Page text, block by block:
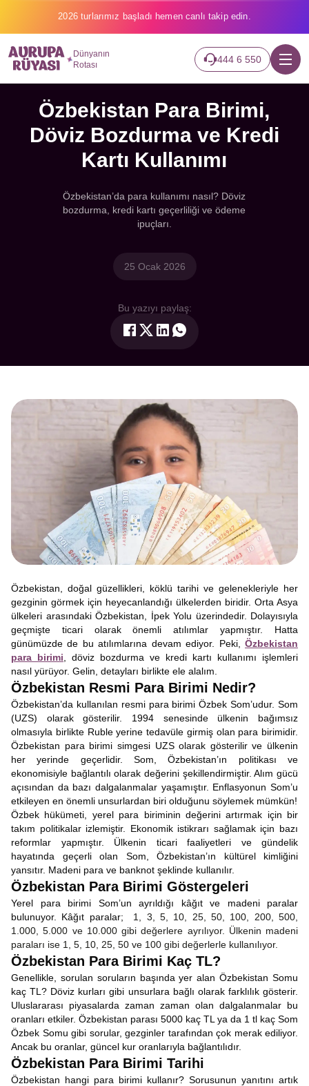
2026 turlarımız başladı hemen canlı takip edin.
Dünyanın
Rotası
444 6 550
Özbekistan Para Birimi,
Döviz Bozdurma ve Kredi
Kartı Kullanımı
Özbekistan’da para kullanımı nasıl? Döviz
bozdurma, kredi kartı geçerliliği ve ödeme
ipuçları.
25 Ocak 2026
Bu yazıyı paylaş:
Özbekistan, doğal güzellikleri, köklü tarihi ve gelenekleriyle her
gezginin görmek için heyecanlandığı ülkelerden biridir. Orta Asya
ülkeleri arasındaki Özbekistan, İpek Yolu üzerindedir. Dolayısıyla
geçmişte ticari olarak önemli atılımlar yapmıştır. Hatta
günümüzde de bu atılımlarına devam ediyor. Peki, Özbekistan
para birimi , döviz bozdurma ve kredi kartı kullanımı işlemleri
nasıl yürüyor. Gelin, detayları birlikte ele alalım.
Özbekistan Resmi Para Birimi Nedir?
Özbekistan’da kullanılan resmi para birimi Özbek Som’udur. Som
(UZS) olarak gösterilir. 1994 senesinde ülkenin bağımsız
olmasıyla birlikte Ruble yerine tedavüle girmiş olan para birimidir.
Özbekistan para birimi simgesi UZS olarak gösterilir ve ülkenin
her yerinde geçerlidir. Som, Özbekistan’ın politikası ve
ekonomisiyle bağlantılı olarak değerini şekillendirmiştir. Alım gücü
açısından da bazı dalgalanmalar yaşamıştır. Enflasyonun Som’u
etkileyen en önemli unsurlardan biri olduğunu söylemek mümkün!
Özbek hükümeti, yerel para biriminin değerini artırmak için bir
takım politikalar izlemiştir. Ekonomik istikrarı sağlamak için bazı
reformlar yapmıştır. Ülkenin ticari faaliyetleri ve gündelik
hayatında geçerli olan Som, Özbekistan’ın kültürel kimliğini
yansıtır. Madeni para ve banknot şeklinde kullanılır.
Özbekistan Para Birimi Göstergeleri
Yerel para birimi Som’un ayrıldığı kâğıt ve madeni paralar
bulunuyor. Kâğıt paralar;
1, 3, 5, 10, 25, 50, 100, 200, 500,
1.000, 5.000 ve 10.000 gibi değerlere ayrılıyor. Ülkenin madeni
paraları ise 1, 5, 10, 25, 50 ve 100 gibi değerlerle kullanılıyor.
Özbekistan Para Birimi Kaç TL?
Genellikle, sorulan soruların başında yer alan Özbekistan Somu
kaç TL? Döviz kurları gibi unsurlara bağlı olarak farklılık gösterir.
Uluslararası piyasalarda zaman zaman olan dalgalanmalar bu
oranları etkiler. Özbekistan parası 5000 kaç TL ya da 1 tl kaç Som
Özbek Somu gibi sorular, gezginler tarafından çok merak ediliyor.
Ancak bu oranlar, güncel kur oranlarıyla bağlantılıdır.
Özbekistan Para Birimi Tarihi
Özbekistan hangi para birimi kullanır? Sorusunun yanıtını artık